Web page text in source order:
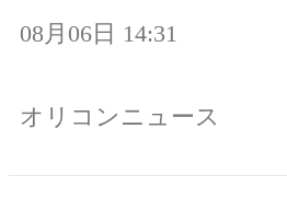
08月06日 14:31
オリコンニュース